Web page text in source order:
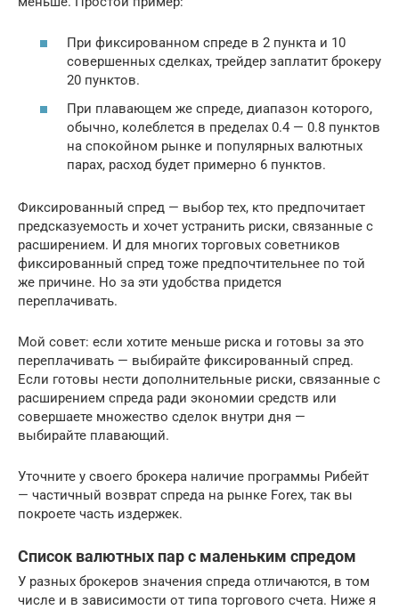
При фиксированном спреде в 2 пункта и 10
совершенных сделках, трейдер заплатит брокеру
20 пунктов.
При плавающем же спреде, диапазон которого,
обычно, колеблется в пределах 0.4 — 0.8 пунктов
на спокойном рынке и популярных валютных
парах, расход будет примерно 6 пунктов.
Фиксированный спред — выбор тех, кто предпочитает
предсказуемость и хочет устранить риски, связанные с
расширением. И для многих торговых советников
фиксированный спред тоже предпочтительнее по той
же причине. Но за эти удобства придется
переплачивать.
Мой совет: если хотите меньше риска и готовы за это
переплачивать — выбирайте фиксированный спред.
Если готовы нести дополнительные риски, связанные с
расширением спреда ради экономии средств или
совершаете множество сделок внутри дня —
выбирайте плавающий.
Уточните у своего брокера наличие программы Рибейт
— частичный возврат спреда на рынке Forex, так вы
покроете часть издержек.
Список валютных пар с маленьким спредом
У разных брокеров значения спреда отличаются, в том
числе и в зависимости от типа торгового счета. Ниже я